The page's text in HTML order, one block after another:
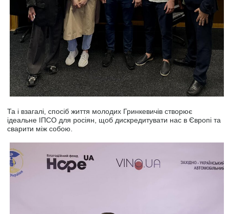
Та і взагалі, спосіб життя молодих Гринкевичів створює
ідеальне ІПСО для росіян, щоб дискредитувати нас в Європі та
сварити між собою.